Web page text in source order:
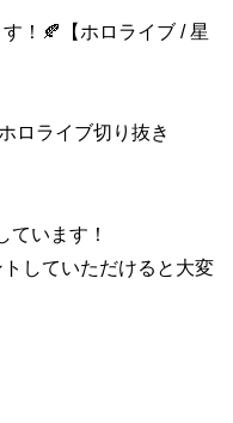
！🍂【ホロライブ / 星
ライブ切り抜き
ています！
していただけると大変